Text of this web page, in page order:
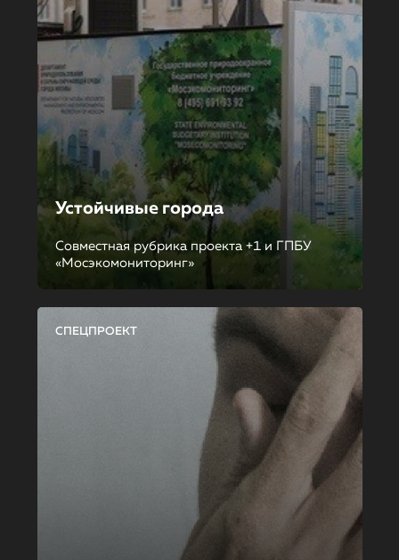
Устойчивые города
Совместная рубрика проекта +1 и ГПБУ
«Мосэкомониторинг»
СПЕЦПРОЕКТ